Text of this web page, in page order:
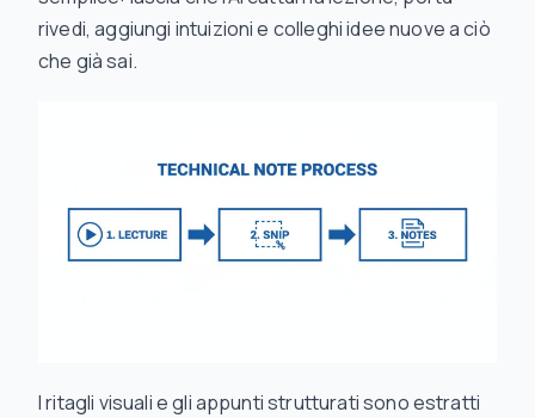
rivedi, aggiungi intuizioni e colleghi idee nuove a ciò
che già sai.
I ritagli visuali e gli appunti strutturati sono estratti